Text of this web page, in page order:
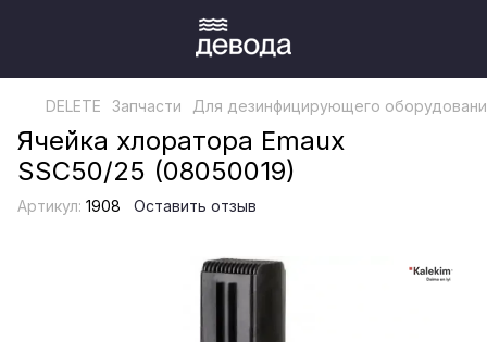
DELETE Запчасти Для дезинфицирующего
Ячейка хлоратора Emaux
SSC50/25 (08050019)
Артикул: 1908 Оставить отзыв